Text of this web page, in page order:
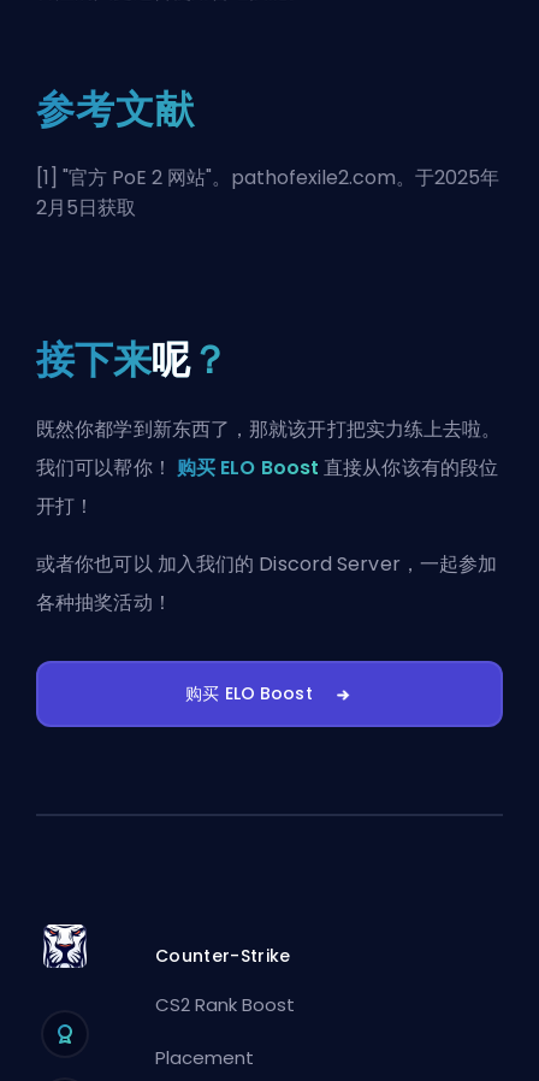
参考文献
[1] "官方 PoE 2 网站"。pathofexile2.com。于2025年
2月5日获取
接下来呢？
既然你都学到新东西了，那就该开打把实力练上去啦。
我们可以帮你！ 购买 ELO Boost 直接从你该有的段位
开打！
或者你也可以 加入我们的 Discord Server ，一起参加
各种抽奖活动！
购买 ELO Boost
Counter-Strike
CS2 Rank Boost
Placement